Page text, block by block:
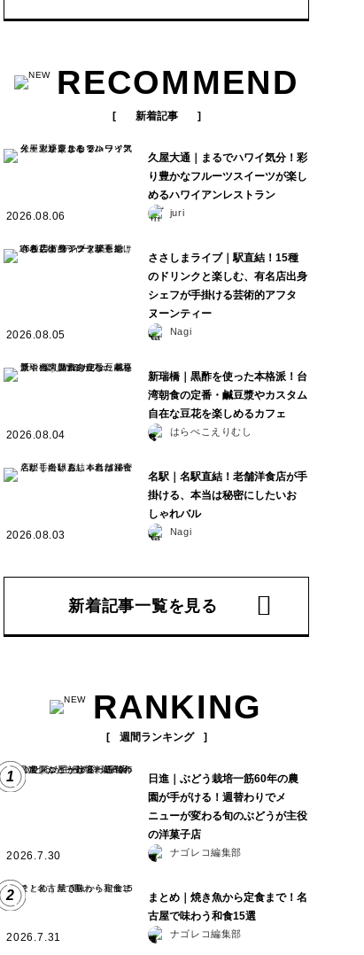
RECOMMEND
新着記事
2026.08.06
久屋大通｜まるでハワイ気分！彩
り豊かなフルーツスイーツが楽し
めるハワイアンレストラン
juri
2026.08.05
ささしまライブ｜駅直結！15種
のドリンクと楽しむ、有名店出身
シェフが手掛ける芸術的アフタ
ヌーンティー
Nagi
2026.08.04
新瑞橋｜黒酢を使った本格派！台
湾朝食の定番・鹹豆漿やカスタム
自在な豆花を楽しめるカフェ
はらぺこえりむし
2026.08.03
名駅｜名駅直結！老舗洋食店が手
掛ける、本当は秘密にしたいお
しゃれバル
Nagi
新着記事一覧を見る
RANKING
週間ランキング
1
2026.7.30
日進｜ぶどう栽培一筋60年の農
園が手がける！週替わりでメ
ニューが変わる旬のぶどうが主役
の洋菓子店
ナゴレコ編集部
2
2026.7.31
まとめ｜焼き魚から定食まで！名
古屋で味わう和食15選
ナゴレコ編集部